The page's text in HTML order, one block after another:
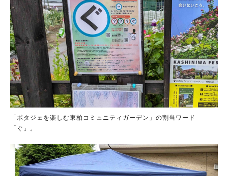
「ポタジェを楽しむ東柏コミュニティガーデン」の割当ワード
「ぐ」。